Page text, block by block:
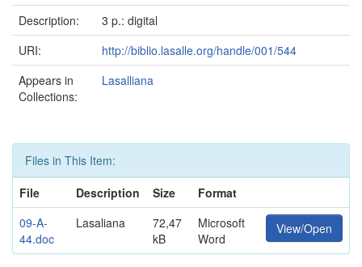
Description:
3 p.: digital
URI:
http://biblio.lasalle.org/handle/001/544
Appears in
Collections:
Lasalliana
Files in This Item:
File
Description Size
Format
09-A-
44.doc
Lasaliana
72,47
kB
Microsoft
Word
View/Open